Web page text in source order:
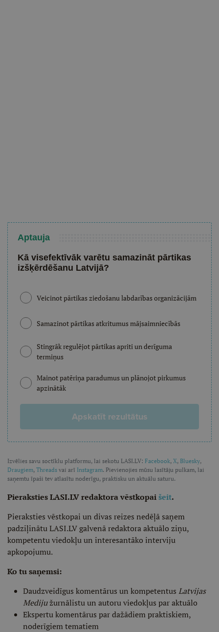
Aptauja
Kā visefektīvāk varētu samazināt pārtikas
izšķērdēšanu Latvijā?
Veicinot pārtikas ziedošanu labdarības organizācijām
Samazinot pārtikas atkritumus mājsaimniecībās
Stingrāk regulējot pārtikas apriti un derīguma
termiņus
Mainot patēriņa paradumus un plānojot pirkumus
apzinātāk
Apskatīt rezultātus
Izvēlies savu soctīklu platformu, lai sekotu LASI.LV: Facebook, X, Bluesky,
Draugiem, Threads vai arī Instagram. Pievienojies mūsu lasītāju pulkam, lai
saņemtu īpaši tev atlasītu noderīgu, praktisku un aktuālu saturu.
Pieraksties LASI.LV redaktora vēstkopaišeit.
Pieraksties vēstkopai un divas reizes nedēļā saņem
padziļinātu LASI.LV galvenā redaktora aktuālo ziņu,
kompetentu viedokļu un interesantāko interviju
apkopojumu.
Ko tu saņemsi:
Daudzveidīgus komentārus un kompetentus Latvijas
Medijužurnālistu un autoru viedokļus par aktuālo
Ekspertu komentārus par dažādiem praktiskiem,
noderīgiem tematiem